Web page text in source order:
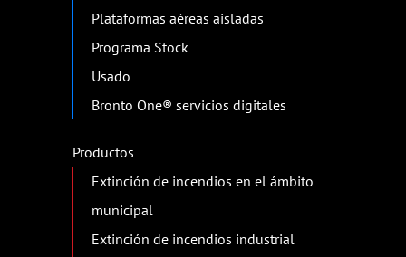
Plataformas aéreas aisladas
Programa Stock
Usado
Bronto One® servicios digitales
Productos
Extinción de incendios en el ámbito
municipal
Extinción de incendios industrial